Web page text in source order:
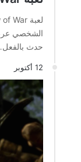
الشخصي
حدث
12 أكتوبر